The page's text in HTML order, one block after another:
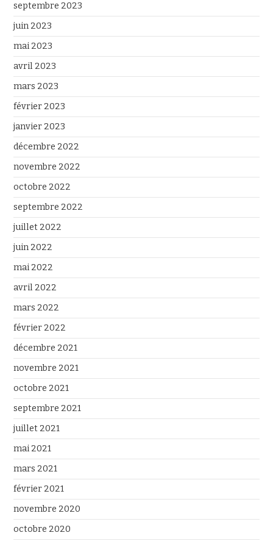
septembre 2023
juin 2023
mai 2023
avril 2023
mars 2023
février 2023
janvier 2023
décembre 2022
novembre 2022
octobre 2022
septembre 2022
juillet 2022
juin 2022
mai 2022
avril 2022
mars 2022
février 2022
décembre 2021
novembre 2021
octobre 2021
septembre 2021
juillet 2021
mai 2021
mars 2021
février 2021
novembre 2020
octobre 2020